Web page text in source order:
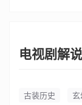
电视剧解
古装历史 玄